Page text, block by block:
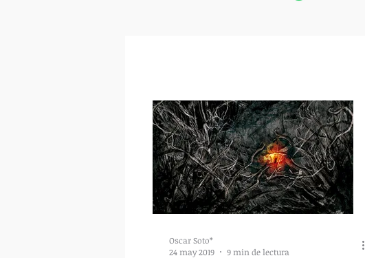
Oscar Soto*
24 may 2019
9 min de lectura